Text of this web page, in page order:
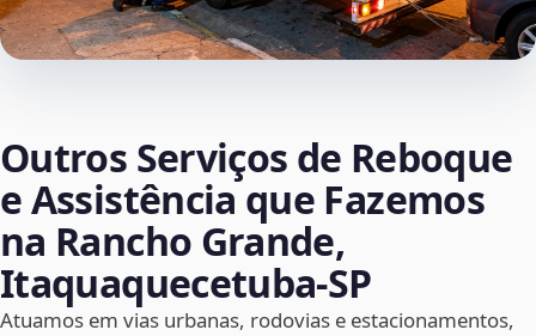
Outros Serviços de Reboque
e Assistência que Fazemos
na Rancho Grande,
Itaquaquecetuba‑SP
Atuamos em vias urbanas, rodovias e estacionamentos,